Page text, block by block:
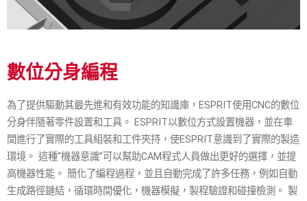
數位分身編程
為了提供驅動其最先進和有效功能的知識庫，ESPRIT使用CNC的數位
分身伴隨著零件設置和工具。 ESPRIT以數位方式設置機器，並在車
間進行了實際的工具組裝和工件夾持，使ESPRIT意識到了實際的製造
環境。 這種“機器意識”可以幫助CAM程式人員做出更好的選擇，並提
高機器性能。 簡化了編程過程，並且自動完成了許多任務，例如自動
生成路徑鏈結，循環時間優化，機器模擬，製程驗證和碰撞檢測。 製